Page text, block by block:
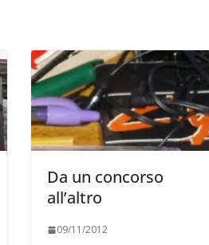
Da un concorso
all’altro
09/11/2012